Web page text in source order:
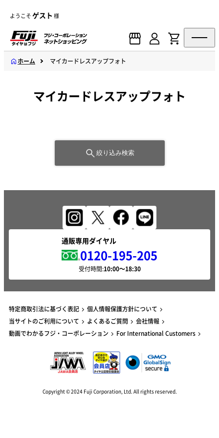
ようこそゲスト 様
ホーム マイカードレスアップフォト
マイカードレスアップフォト
絞り込み検索
通販専用ダイヤル
0120-195-205
受付時間:
特定商取引法に基づく表記
個人情報保護方針について
当サイトのご利用について
よくあるご質問
会社情報
動画でわかるフジ・コーポレーション
For International Customers
Copyright © 2024 Fuji Corporation, Ltd. All rights reserved.